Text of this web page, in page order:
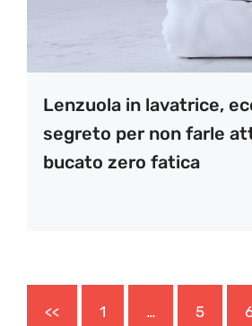
Lenzuola in lavatrice,
segreto per non farle
bucato zero fatica
<< 1 … 5